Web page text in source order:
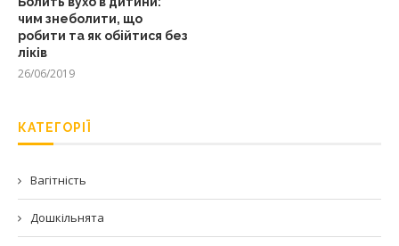
чим знеболити, що
робити та як обійтися без
ліків
26/06/2019
КАТЕГОРІЇ
Вагітність
Дошкільнята